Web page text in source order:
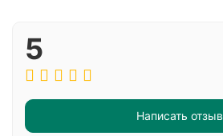
5
Написать отзыв